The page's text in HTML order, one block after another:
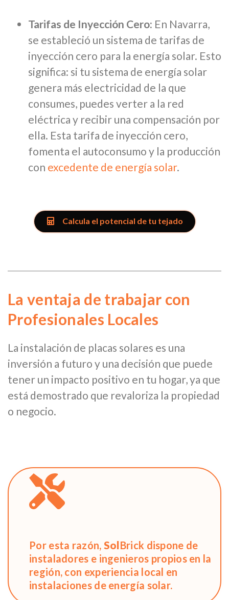
Tarifas de Inyección Cero: En Navarra,
se estableció un sistema de tarifas de
inyección cero para la energía solar. Esto
significa: si tu sistema de energía solar
genera más electricidad de la que
consumes, puedes verter a la red
eléctrica y recibir una compensación por
ella. Esta tarifa de inyección cero,
fomenta el autoconsumo y la producción
con excedente de energía solar.
Calcula el potencial de tu tejado
La ventaja de trabajar con
Profesionales Locales
La instalación de placas solares es una
inversión a futuro y una decisión que puede
tener un impacto positivo en tu hogar, ya que
está demostrado que revaloriza la propiedad
o negocio.
Por esta razón, SolBrick dispone de
instaladores e ingenieros propios en la
región, con experiencia local en
instalaciones de energía solar.